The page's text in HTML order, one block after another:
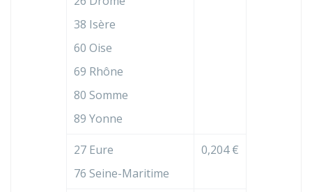
38 Isère
60 Oise
69 Rhône
80 Somme
89 Yonne
27 Eure
76 Seine-Maritime
0,204 €